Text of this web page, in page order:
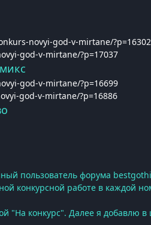
novyi-god-v-mirtane/?p=16302
god-v-mirtane/?p=17037
god-v-mirtane/?p=16699
god-v-mirtane/?p=16886
пользователь форума
конкурсной работе в каждой
"На конкурс". Далее я добавлю